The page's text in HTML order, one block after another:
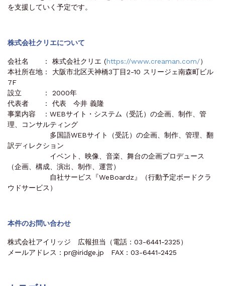
を支援していく予定です。
株式会社クリエについて
会社名 ： 株式会社クリエ (https://www.creaman.com/）
本社所在地： 大阪市北区天神橋3丁目2-10 スリージェ南森町ビル
7F
設立 ： 2000年
代表者 ： 代表 今井 義隆
事業内容 ：WEBサイト・システム（受託）の企画、制作、管
理、コンサルティング
多国語WEBサイト（受託）の企画、制作、管理、翻
訳ディレクション
イベント、映像、音楽、舞台の企画プロデュース
（企画、構成、演出、制作、運営）
自社サービス『WeBoardz』（行動予定ボードクラ
ウドサービス）
本件のお問い合わせ
株式会社アイリッジ 広報担当（電話：03-6441-2325）
メールアドレス：pr@iridge.jp FAX：03-6441-2425